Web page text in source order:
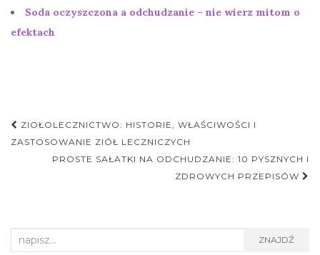
Soda oczyszczona a odchudzanie – nie wierz mitom o
efektach
Nawigacja
postu
ZIOŁOLECZNICTWO: HISTORIE, WŁAŚCIWOŚCI I
ZASTOSOWANIE ZIÓŁ LECZNICZYCH
PROSTE SAŁATKI NA ODCHUDZANIE: 10 PYSZNYCH I
ZDROWYCH PRZEPISÓW
Search
ZNAJDŹ